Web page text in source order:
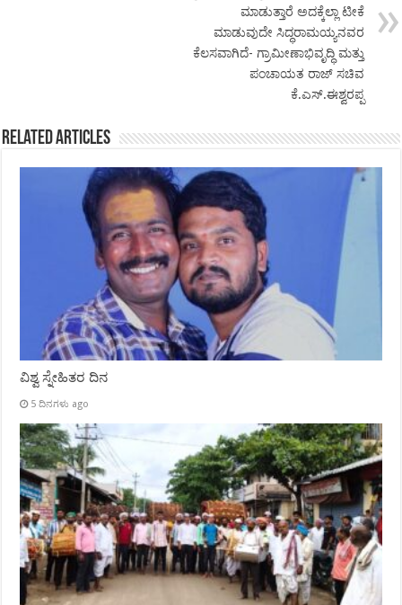
ಮಾಡುತ್ತಾರೆ ಅದಕ್ಕೆಲ್ಲಾ ಟೀಕೆ
ಮಾಡುವುದೇ ಸಿದ್ಧರಾಮಯ್ಯನವರ
ಕೆಲಸವಾಗಿದೆ- ಗ್ರಾಮೀಣಾಭಿವೃದ್ಧಿ ಮತ್ತು
ಪಂಚಾಯತ ರಾಜ್ ಸಚಿವ
ಕೆ.ಎಸ್.ಈಶ್ವರಪ್ಪ
Related Articles
ವಿಶ್ವ ಸ್ನೇಹಿತರ ದಿನ
5 ದಿನಗಳು ago